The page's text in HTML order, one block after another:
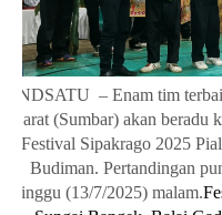
INDSATU – Enam tim
Barat (Sumbar) akan beradu
Festival Sipakrago 2025
Budiman. Pertandingan
Minggu (13/7/2025) malam.